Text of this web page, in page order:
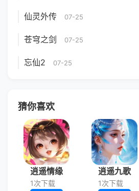
仙灵外传 07-25
苍穹之剑 07-25
忘仙2 07-25
猜你喜欢
逍遥情缘
1次下载
逍遥九歌
1次下载